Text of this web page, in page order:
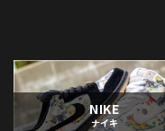
NIKE
ナイキ